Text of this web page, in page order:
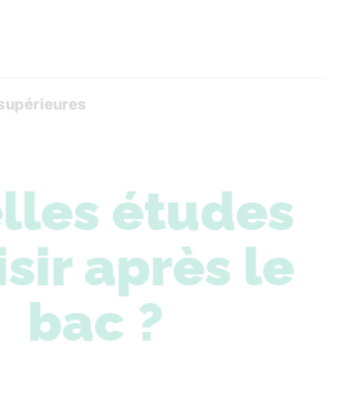
études
après le
bac ?